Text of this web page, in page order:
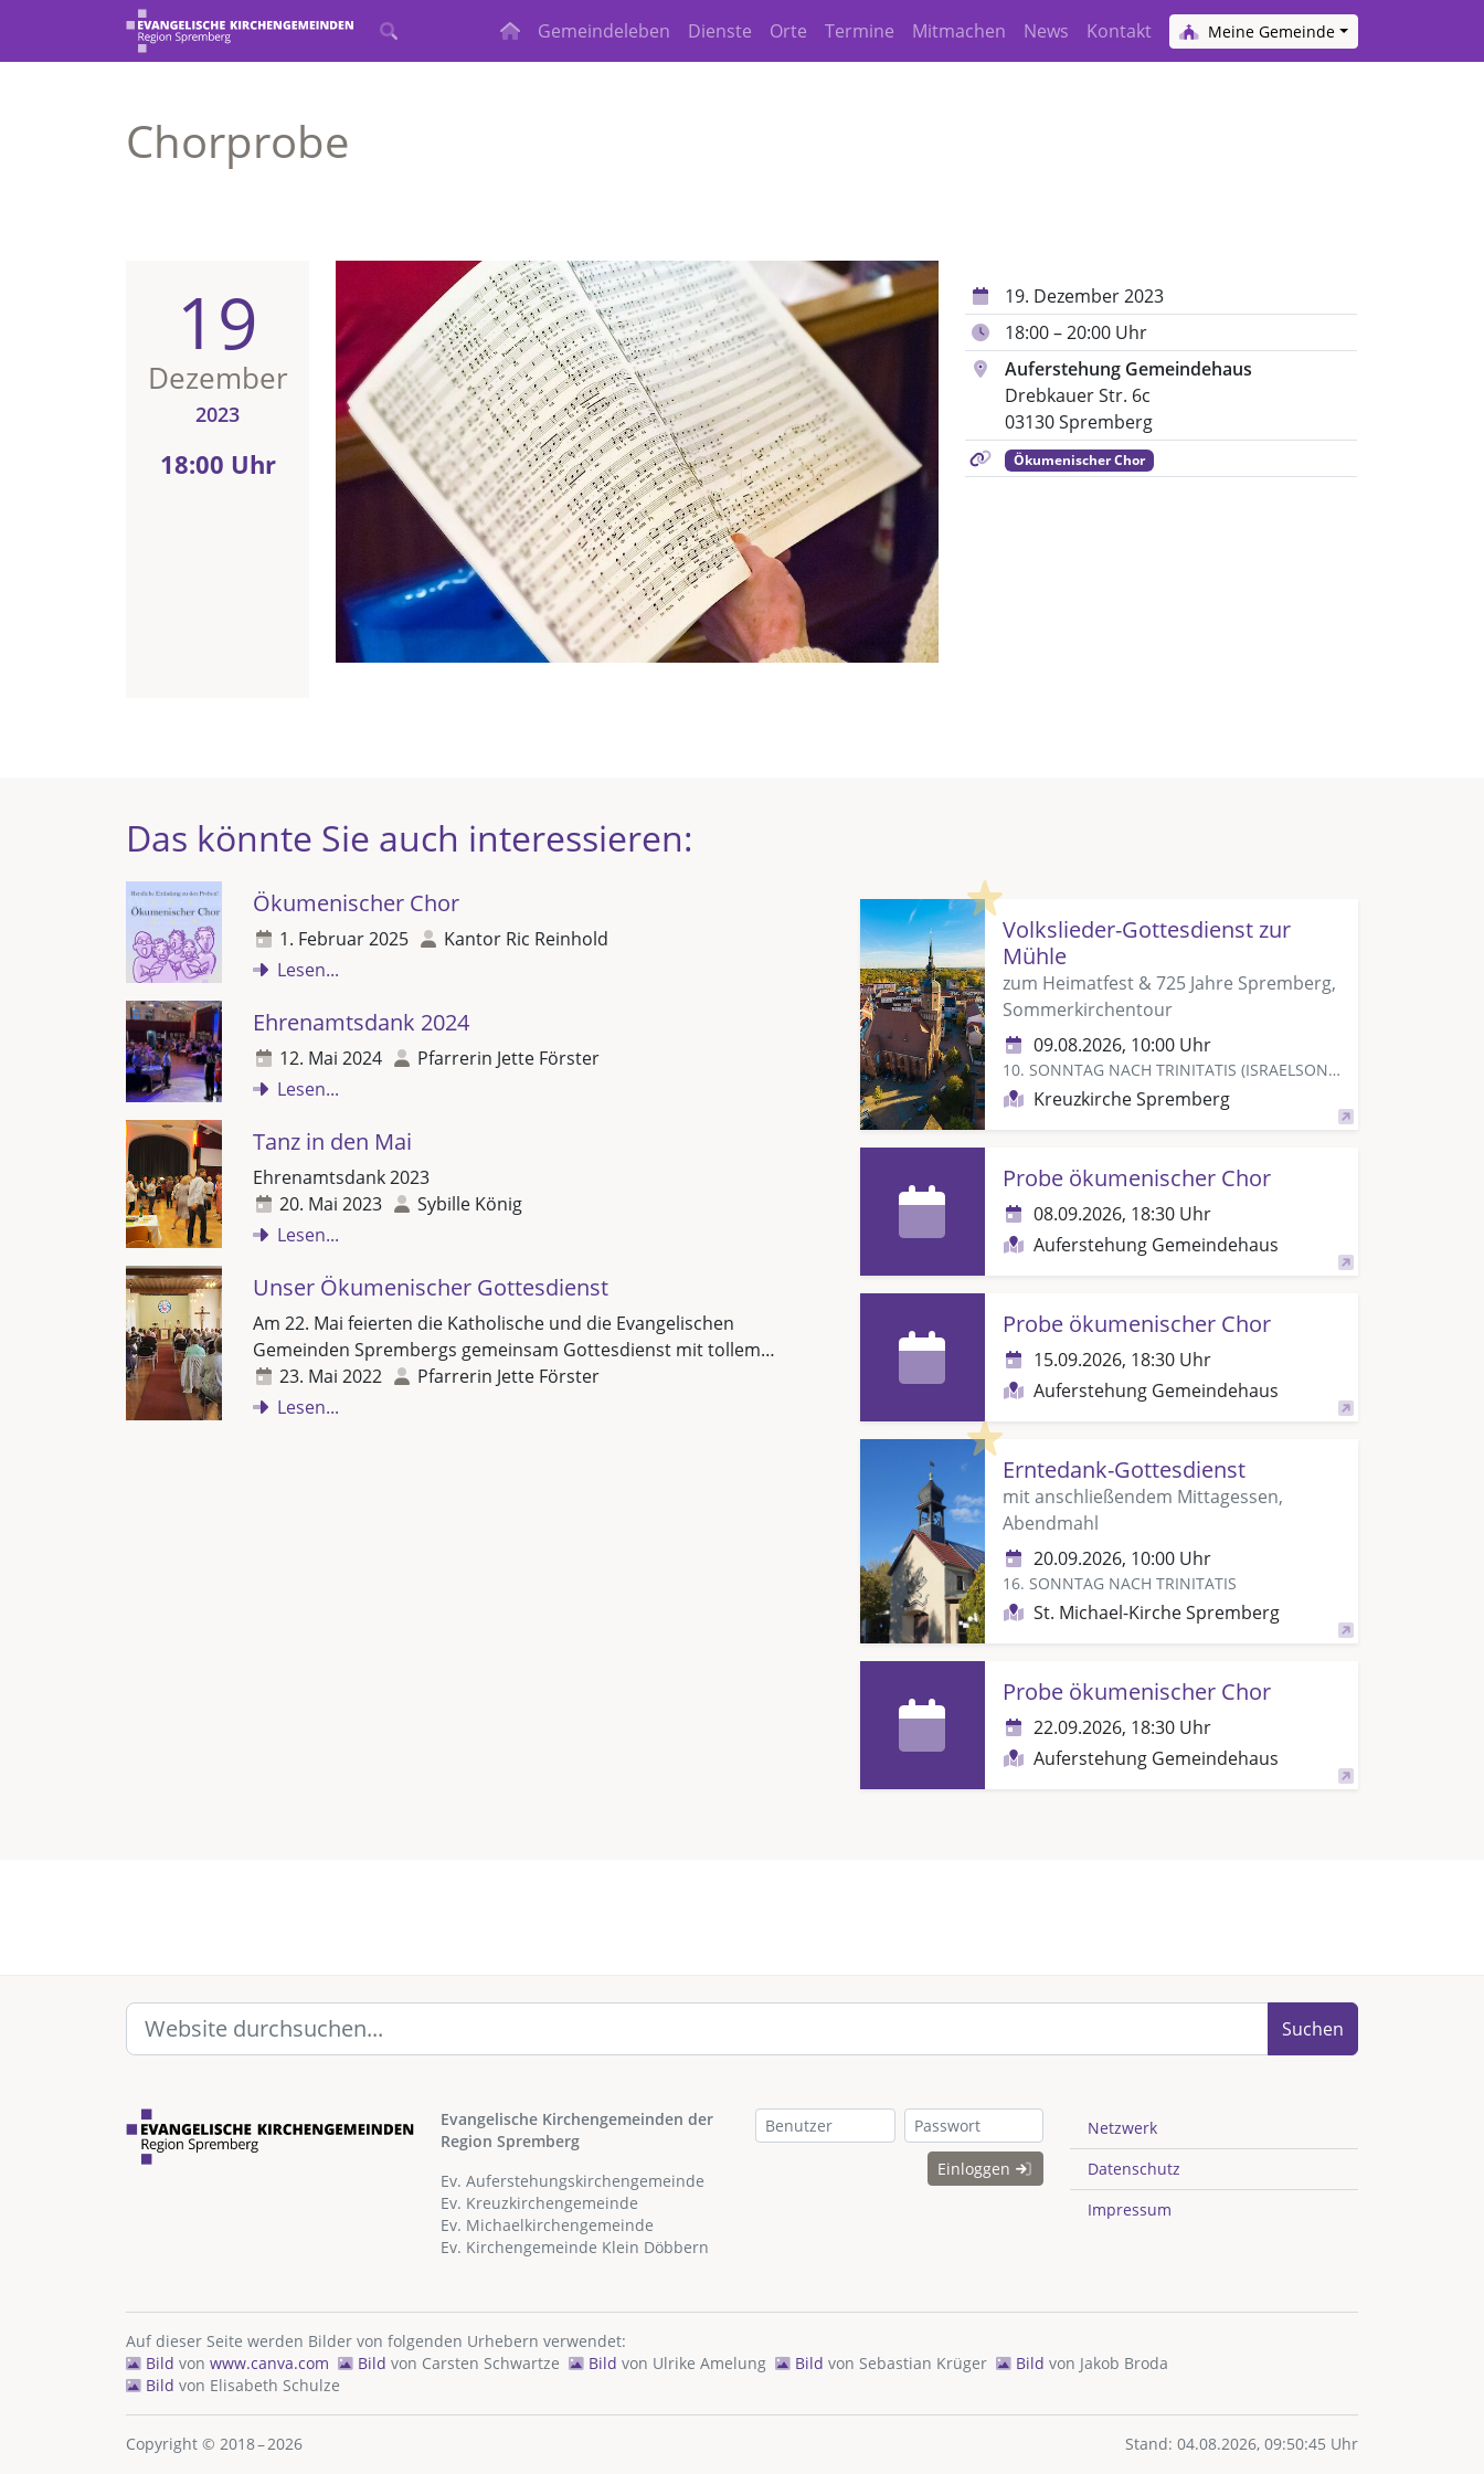
Gemeindeleben Dienste Orte Termine Mitmachen News Kontakt Meine Gemeinde
Chorprobe
19
Dezember
2023
18:00 Uhr
19. Dezember 2023
18:00 – 20:00 Uhr
Auferstehung Gemeindehaus
Drebkauer Str. 6c
03130 Spremberg
Ökumenischer Chor
Das könnte Sie auch interessieren:
Highlight
Volkslieder-Gottesdienst zur
Mühle
zum Heimatfest & 725 Jahre Spremberg,
Sommerkirchentour
09.08.2026, 10:00 Uhr
10. SONNTAG NACH TRINITATIS (ISRAELSONNTAG)
Kreuzkirche Spremberg
Probe ökumenischer Chor
08.09.2026, 18:30 Uhr
Auferstehung Gemeindehaus
Probe ökumenischer Chor
15.09.2026, 18:30 Uhr
Auferstehung Gemeindehaus
Highlight
Erntedank-Gottesdienst
mit anschließendem Mittagessen,
Abendmahl
20.09.2026, 10:00 Uhr
16. SONNTAG NACH TRINITATIS
St. Michael-Kirche Spremberg
Probe ökumenischer Chor
22.09.2026, 18:30 Uhr
Auferstehung Gemeindehaus
Ökumenischer Chor
1. Februar 2025
Kantor Ric Reinhold
Lesen...
Ehrenamtsdank 2024
12. Mai 2024
Pfarrerin Jette Förster
Lesen...
Tanz in den Mai
Ehrenamtsdank 2023
20. Mai 2023
Sybille König
Lesen...
Unser Ökumenischer Gottesdienst
Am 22. Mai feierten die Katholische und die Evangelischen
Gemeinden Sprembergs gemeinsam Gottesdienst mit tollem…
23. Mai 2022
Pfarrerin Jette Förster
Lesen...
Suchen
Evangelische Kirchengemeinden der
Region Spremberg
Ev. Auferstehungskirchengemeinde
Ev. Kreuzkirchengemeinde
Ev. Michaelkirchengemeinde
Ev. Kirchengemeinde Klein Döbbern
Einloggen
Netzwerk
Datenschutz
Impressum
Auf dieser Seite werden Bilder von folgenden Urhebern verwendet:
Bild von www.canva.com Bild von Carsten Schwartze Bild von Ulrike Amelung Bild von Sebastian Krüger Bild von Jakob Broda
Bild von Elisabeth Schulze
Copyright © 2018 – 2026 Stand: 04.08.2026, 09:50:45 Uhr